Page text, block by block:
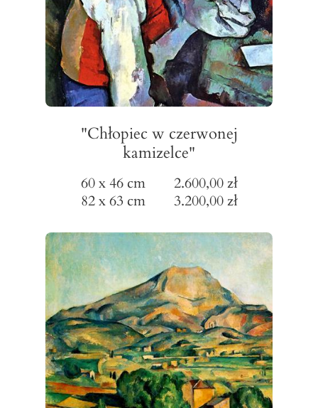
60 x 46 cm 2.600,00 zł
82 x 63 cm 3.200,00 zł
"Chłopiec w czerwonej
kamizelce"